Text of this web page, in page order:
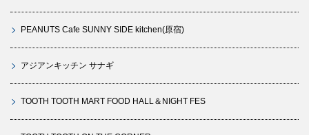
PEANUTS Cafe SUNNY SIDE kitchen(原宿)
アジアンキッチン サナギ
TOOTH TOOTH MART FOOD HALL＆NIGHT FES